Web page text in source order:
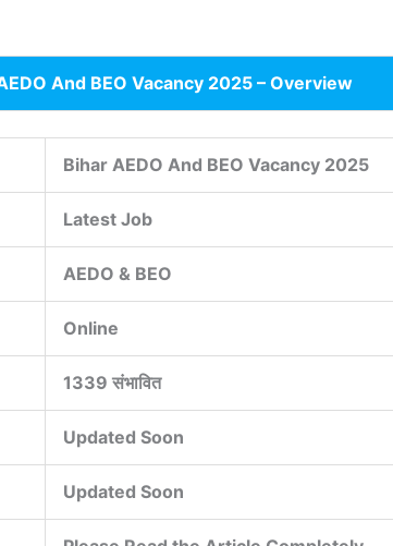
And BEO Vacancy 2025 – Overview
Bihar AEDO And BEO Vacancy 2025
Latest Job
AEDO & BEO
Online
1339 संभावित
Updated Soon
Updated Soon